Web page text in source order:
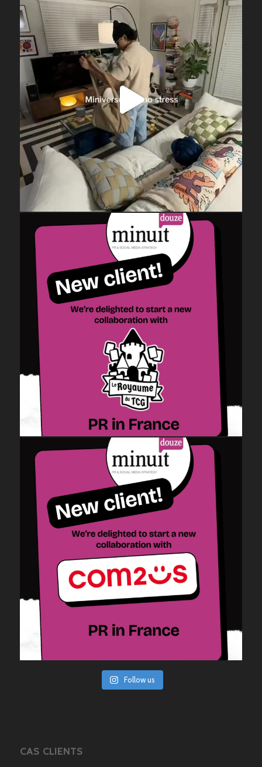
Follow us
CAS CLIENTS